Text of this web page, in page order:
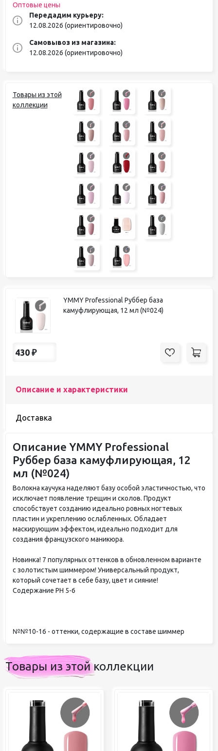
Оптовые цены
Передадим курьеру:
12.08.2026 (ориентировочно)
Самовывоз из магазина:
12.08.2026 (ориентировочно)
Товары из этой
коллекции
YMMY Professional Руббер база
камуфлирующая, 12 мл (№024)
430 ₽
Описание и характеристики
Доставка
Описание YMMY Professional
Руббер база камуфлирующая, 12
мл (№024)
Волокна каучука наделяют базу особой эластичностью, что
исключает появление трещин и сколов. Продукт
способствует созданию идеально ровных ногтевых
пластин и укреплению ослабленных. Обладает
маскирующим эффектом, идеально подходит для
создания французского маникюра.
Новинка! 7 популярных оттенков в обновленном варианте
с золотистым шиммером! Универсальный продукт,
который сочетает в себе базу, цвет и сияние!
Содержание РН 5-6
№№10-16 - оттенки, содержащие в составе шиммер
Товары из этой коллекции